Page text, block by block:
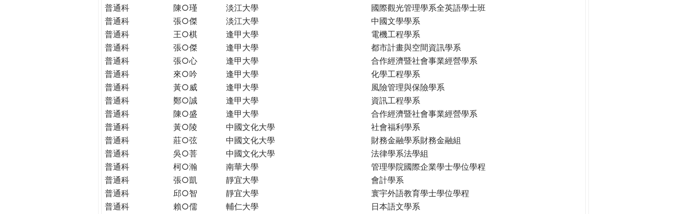
普通科
陳○瑾 淡江大學
國際觀光管理學系全英語學士班
普通科
張○傑 淡江大學
中國文學學系
普通科
王○棋 逢甲大學
電機工程學系
普通科
張○傑 逢甲大學
都市計畫與空間資訊學系
普通科
張○心 逢甲大學
合作經濟暨社會事業經營學系
普通科
來○吟 逢甲大學
化學工程學系
普通科
黃○威 逢甲大學
風險管理與保險學系
普通科
鄭○誠 逢甲大學
資訊工程學系
普通科
陳○盛 逢甲大學
合作經濟暨社會事業經營學系
普通科
黃○陵 中國文化大學
社會福利學系
普通科
莊○弦 中國文化大學
財務金融學系財務金融組
普通科
吳○菩 中國文化大學
法律學系法學組
普通科
柯○瀚 南華大學
管理學院國際企業學士學位學程
普通科
張○凱 靜宜大學
會計學系
普通科
邱○智 靜宜大學
寰宇外語教育學士學位學程
普通科
賴○儒 輔仁大學
日本語文學系